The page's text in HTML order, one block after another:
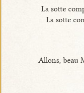
La sotte
La sotte
Allons, beau